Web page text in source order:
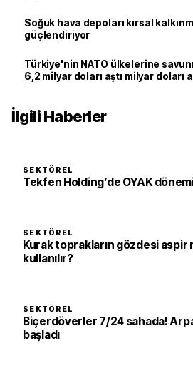
Soğuk hava depoları kırsal
güçlendiriyor
Türkiye'nin NATO ülkelerine
6,2 milyar doları aştı milyar doları
İlgili Haberler
SEKTÖREL
Tekfen Holding’de OYAK
SEKTÖREL
Kurak toprakların gözdesi
kullanılır?
SEKTÖREL
Biçerdöverler 7/24 sahada!
başladı